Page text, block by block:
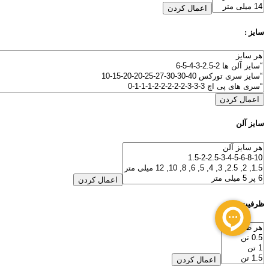
اعمال کردن
سایز :
اعمال کردن
سایز آلن
اعمال کردن
ظرفیت
اعمال کردن